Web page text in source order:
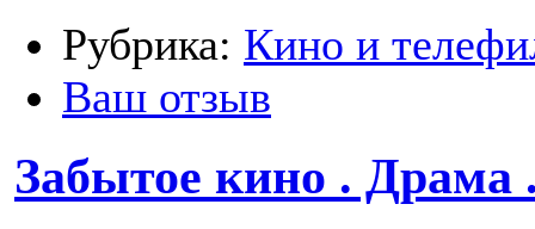
Рубрика: Кино и
Ваш отзыв
Забытое кино .